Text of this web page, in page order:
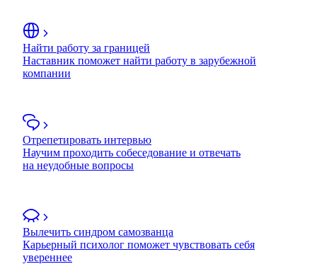
Найти работу за границей
Наставник поможет найти работу в зарубежной
компании
Отрепетировать интервью
Научим проходить собеседование и отвечать
на неудобные вопросы
Вылечить синдром самозванца
Карьерный психолог поможет чувствовать себя
увереннее